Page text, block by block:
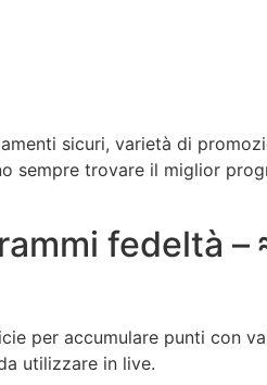
sicuri, varietà di
sempre trovare il miglior
fedeltà –
per accumulare punti con
utilizzare in live.